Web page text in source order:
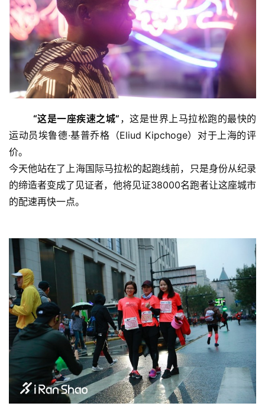
“这是一座疾速之城” ，这是世界上马拉松跑的最快的
运动员埃鲁德·基普乔格（Eliud Kipchoge）对于上海的评
价。
今天他站在了上海国际马拉松的起跑线前，只是身份从纪录
的缔造者变成了见证者，他将见证38000名跑者让这座城市
的配速再快一点。